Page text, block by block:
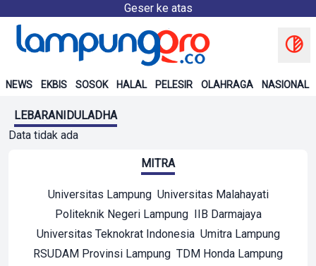
Geser ke atas
NEWS EKBIS SOSOK HALAL PELESIR OLAHRAGA NASIONAL
LEBARANIDULADHA
Data tidak ada
MITRA
Universitas Lampung Universitas Malahayati
Politeknik Negeri Lampung IIB Darmajaya
Universitas Teknokrat Indonesia Umitra Lampung
RSUDAM Provinsi Lampung TDM Honda Lampung